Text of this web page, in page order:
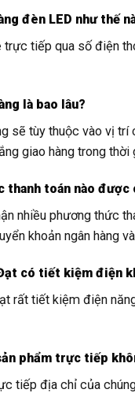
đèn LED như thế
trực tiếp qua số điện
là bao lâu?
sẽ tùy thuộc vào vị trí
giao hàng trong thời
thanh toán nào được
nhiều phương thức
khoản ngân hàng
có tiết kiệm điện
rất tiết kiệm điện
phẩm trực tiếp
tiếp địa chỉ của